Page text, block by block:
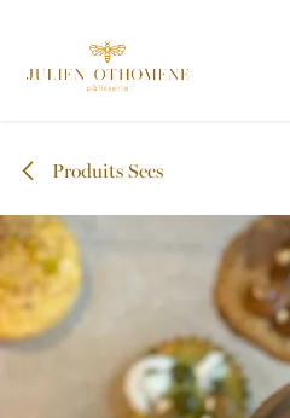
Produits Secs